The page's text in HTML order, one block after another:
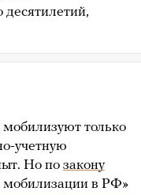
десятилетий,
только
учетную
Но по закону
мобилизации в РФ»